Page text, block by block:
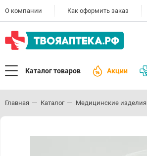
О компании Как оформить заказ
Каталог товаров Акции
Главная Каталог Медицинские изделия